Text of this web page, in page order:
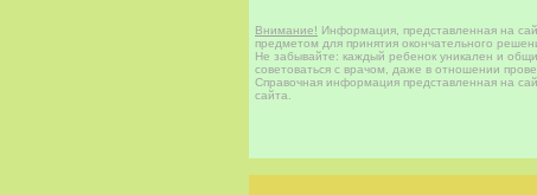
Внимание! Информация, представленная на
предметом для принятия окончательного
Не забывайте: каждый ребенок уникален и
советоваться с врачом, даже в отношении
Справочная информация представленная на
сайта.